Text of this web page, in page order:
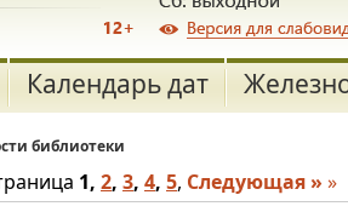
Календарь дат
библиотеки
1, 2, 3, 4, 5, Следующая » »